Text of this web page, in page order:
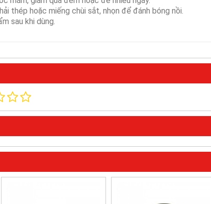
thép hoặc miếng chùi sắt, nhọn để đánh bóng nồi.
sau khi dùng.